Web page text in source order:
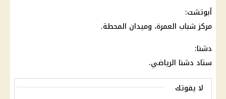
أبوتشت:
مركز شباب العمرة، وميدان المحطة.
دشنا:
ستاد دشنا الرياضي.
لا يفوتك